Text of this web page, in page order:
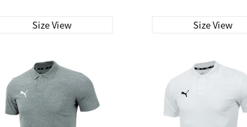
Size View Size View